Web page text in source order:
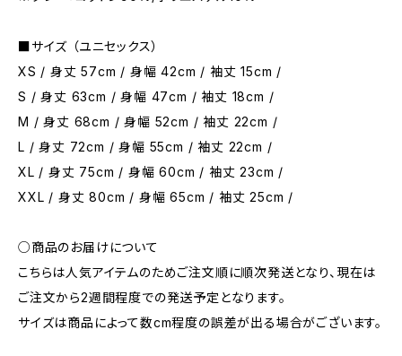
■サイズ （ユニセックス）
XS / 身丈 57cm / 身幅 42cm / 袖丈 15cm /
S / 身丈 63cm / 身幅 47cm / 袖丈 18cm /
M / 身丈 68cm / 身幅 52cm / 袖丈 22cm /
L / 身丈 72cm / 身幅 55cm / 袖丈 22cm /
XL / 身丈 75cm / 身幅 60cm / 袖丈 23cm /
XXL / 身丈 80cm / 身幅 65cm / 袖丈 25cm /
○商品のお届けについて
こちらは人気アイテムのためご注文順に順次発送となり、現在は
ご注文から2週間程度での発送予定となります。
サイズは商品によって数cm程度の誤差が出る場合がございます。